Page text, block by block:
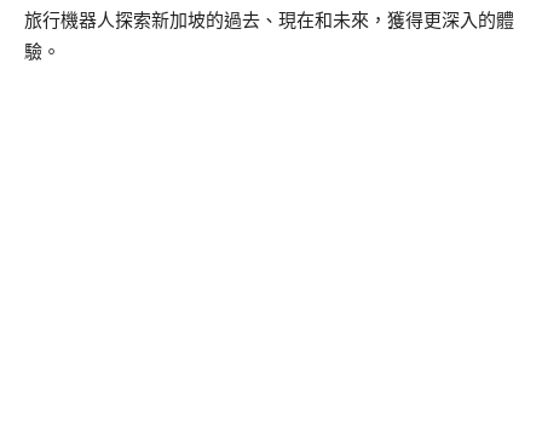
旅行機器人探索新加坡的過去、現在和未來，獲得更深入的體
驗。